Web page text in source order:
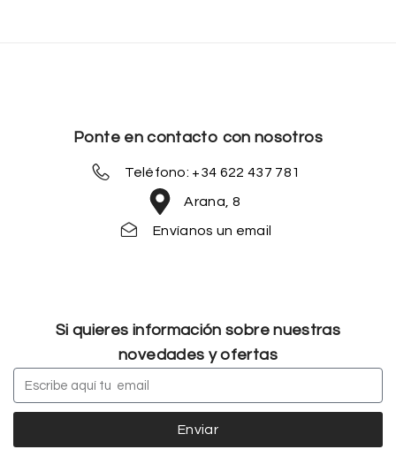
Ponte en contacto con nosotros
Teléfono: +34 622 437 781
Arana, 8
Envíanos un email
Si quieres información sobre nuestras
novedades y ofertas
Enviar